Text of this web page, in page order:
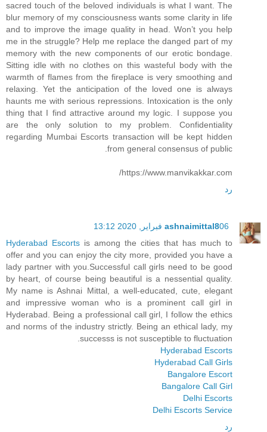
sacred touch of the beloved individuals is what I want. The
blur memory of my consciousness wants some clarity in life
and to improve the image quality in head. Won’t you help
me in the struggle? Help me replace the danged part of my
memory with the new components of our erotic bondage.
Sitting idle with no clothes on this wasteful body with the
warmth of flames from the fireplace is very smoothing and
relaxing. Yet the anticipation of the loved one is always
haunts me with serious repressions. Intoxication is the only
thing that I find attractive around my logic. I suppose you
are the only solution to my problem. Confidentiality
regarding Mumbai Escorts transaction will be kept hidden
from general consensus of public.
https://www.manvikakkar.com/
رد
ashnaimittal806 فبراير, 2020 13:12
Hyderabad Escorts is among the cities that has much to
offer and you can enjoy the city more, provided you have a
lady partner with you.Successful call girls need to be good
by heart, of course being beautiful is a nessential quality.
My name is Ashnai Mittal, a well-educated, cute, elegant
and impressive woman who is a prominent call girl in
Hyderabad. Being a professional call girl, I follow the ethics
and norms of the industry strictly. Being an ethical lady, my
successs is not susceptible to fluctuation.
Hyderabad Escorts
Hyderabad Call Girls
Bangalore Escort
Bangalore Call Girl
Delhi Escorts
Delhi Escorts Service
رد